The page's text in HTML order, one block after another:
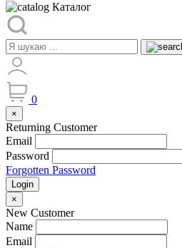
Каталог
0
×
Returning Customer
Email
Password
Forgotten Password
Login
×
New Customer
Name
Email